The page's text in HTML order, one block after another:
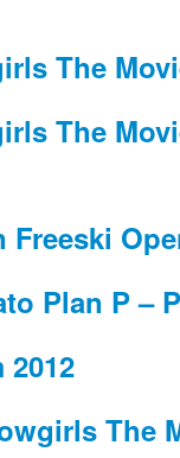
The
The
Freeski
Plan P –
2012
The